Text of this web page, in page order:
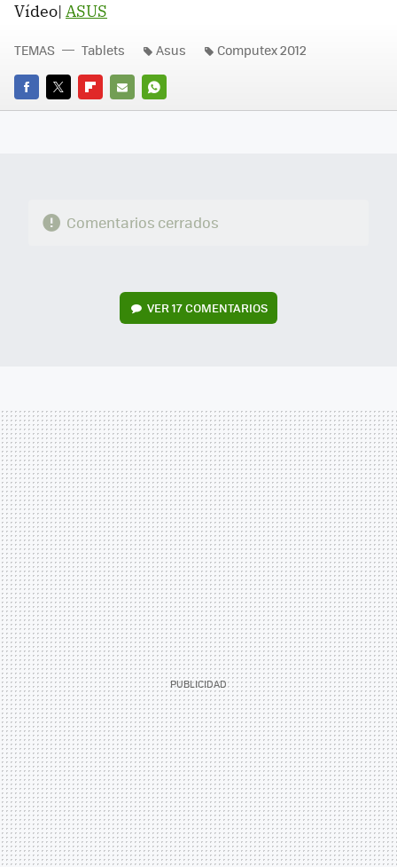
Vídeo| ASUS
FACEBOOK
TWITTERFLIPBOARD
E-
WHATSAPP
TEMAS Tablets Asus Computex 2012
Comentarios cerrados
VER17 COMENTARIOS